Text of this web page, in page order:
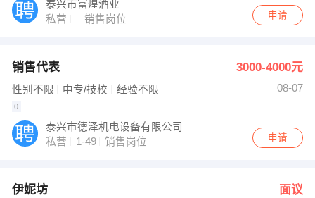
泰兴市富煌酒业
私营
销售岗位 申请
销售代表 3000-4000元
性别不限 中专/技校 经验不限 08-07
0
泰兴市德泽机电设备有限公司
私营
1-49 销售岗位 申请
伊妮坊 面议